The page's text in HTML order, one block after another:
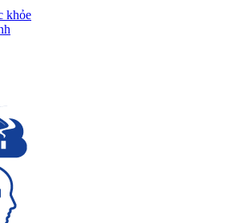
khỏe